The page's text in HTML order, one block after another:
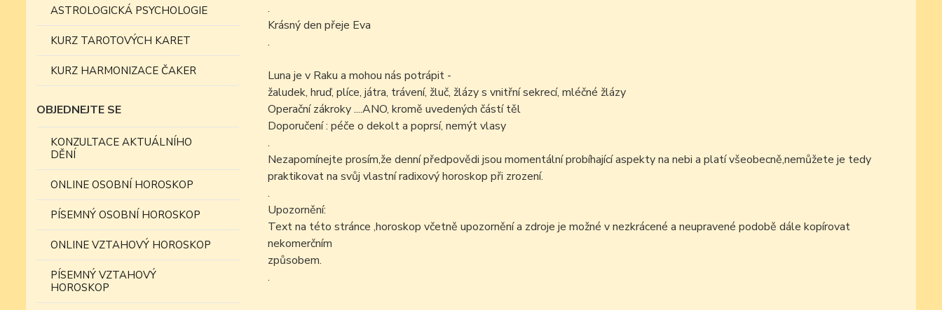
ASTROLOGICKÁ PSYCHOLOGIE
KURZ TAROTOVÝCH KARET
KURZ HARMONIZACE ČAKER
OBJEDNEJTE SE
KONZULTACE AKTUÁLNÍHO
DĚNÍ
ONLINE OSOBNÍ HOROSKOP
PÍSEMNÝ OSOBNÍ HOROSKOP
ONLINE VZTAHOVÝ HOROSKOP
PÍSEMNÝ VZTAHOVÝ
HOROSKOP
.
Krásný den přeje Eva
.
Luna je v Raku a mohou nás potrápit -
žaludek, hruď, plíce, játra, trávení, žluč, žlázy s vnitřní sekrecí, mléčné žlázy
Operační zákroky ....ANO, kromě uvedených částí těl
Doporučení : péče o dekolt a poprsí, nemýt vlasy
.
Nezapomínejte prosím,že denní předpovědi jsou momentální probíhající aspekty na nebi a platí všeobecně,nemůžete je tedy
praktikovat na svůj vlastní radixový horoskop při zrození.
.
Upozornění:
Text na této stránce ,horoskop včetně upozornění a zdroje je možné v nezkrácené a neupravené podobě dále kopírovat
nekomerčním
způsobem.
.